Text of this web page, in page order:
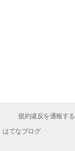
規約違反を通報する
はてなブログ